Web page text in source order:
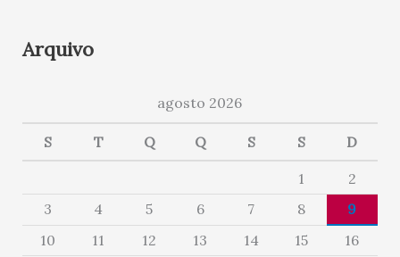
Arquivo
agosto 2026
S T Q Q S S D
1
2
3
4 5 6 7 8
9
10
11 12 13 14 15
16